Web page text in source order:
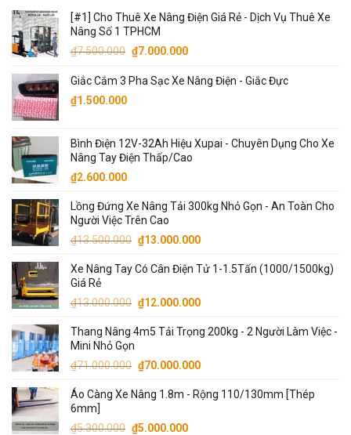
[#1] Cho Thuê Xe Nâng Điện Giá Rẻ - Dịch Vụ Thuê Xe
Nâng Số 1 TPHCM
₫7.500.000 Giá
là:
₫7.000.000Giá
tại
Giắc Cắm 3 Pha Sạc Xe Nâng Điện - Giắc Đực
₫1.500.000
Bình Điện 12V-32Ah Hiệu Xupai - Chuyên Dụng Cho Xe
Nâng Tay Điện Thấp/Cao
₫2.600.000
Lồng Đứng Xe Nâng Tải 300kg Nhỏ Gọn - An Toàn Cho
Người Việc Trên Cao
₫13.500.000 Giá
là:
₫13.000.000Giá
tại
₫13.000.000.
Xe Nâng Tay Có Cân Điện Tử 1-1.5Tấn (1000/1500kg)
Giá Rẻ
₫13.000.000 Giá
là:
₫12.000.000Giá
tại
₫12.000.000.
Thang Nâng 4m5 Tải Trọng 200kg - 2 Người Làm Việc -
Mini Nhỏ Gọn
₫71.000.000 Giá
là:
₫70.000.000Giá
tại
Áo Càng Xe Nâng 1.8m - Rộng 110/130mm [Thép
6mm]
₫5.300.000 Giá
₫5.000.000Giá